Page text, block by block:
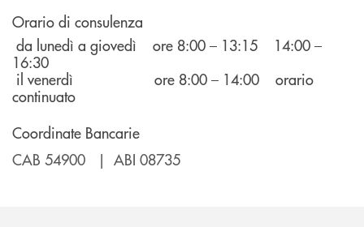
Orario di consulenza
da lunedì a giovedì ore 8:00 – 13:15 14:00 –
16:30
il venerdì ore 8:00 – 14:00 orario
continuato
Coordinate Bancarie
CAB 54900 | ABI 08735